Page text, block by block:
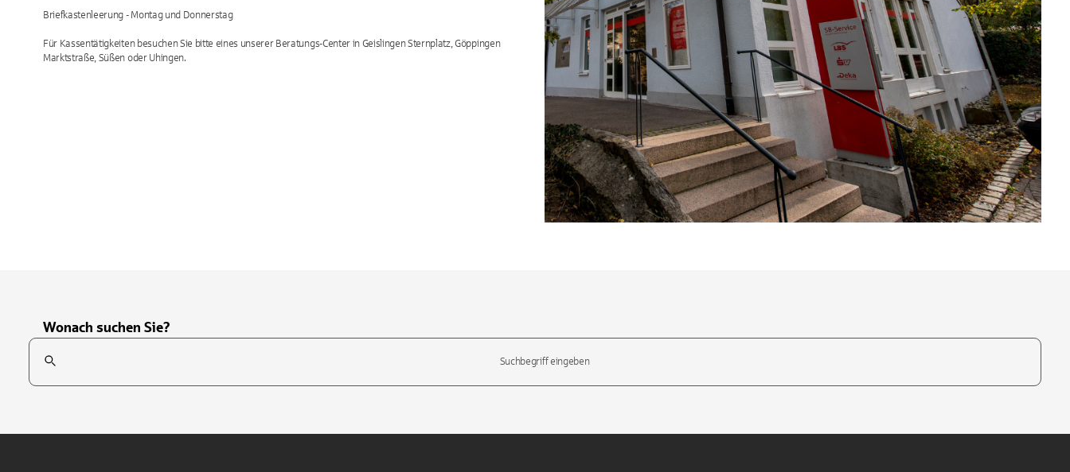
Briefkastenleerung - Montag und Donnerstag
Für Kassentätigkeiten besuchen Sie bitte eines unserer Beratungs-Center in Geislingen Sternplatz, Göppingen
Marktstraße, Süßen oder Uhingen.
Wonach suchen Sie?
Suchfeld